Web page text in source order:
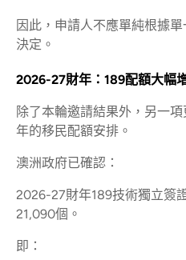
因此，申請人不應單純根據
決定。
2026-27財年：189配額大幅
除了本輪邀請結果外，另一
年的移民配額安排。
澳洲政府已確認：
2026-27財年189技術獨立簽
21,090個。
即：